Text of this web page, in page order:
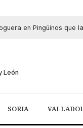
en Pingüinos
SORIA